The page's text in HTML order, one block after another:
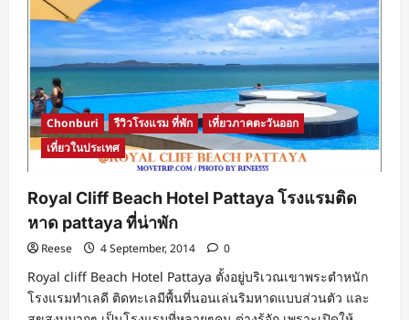
Chonburi รีวิวโรงแรม ที่พัก
เที่ยวภาคตะวันออก
เที่ยวในประเทศ
Royal Cliff Beach Hotel Pattaya โรงแรมติด
หาด pattaya ที่น่าพัก
Reese 4 September, 2014 0
Royal cliff Beach Hotel Pattaya ตั้งอยู่บริเวณเขาพระตำหนัก
โรงแรมทำเลดี ติดทะเลมีพื้นที่นอนเล่นริมหาดแบบส่วนตัว และ